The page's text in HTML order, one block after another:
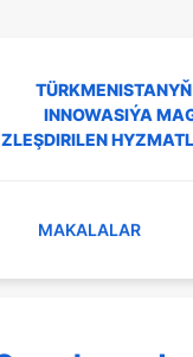
INNOWASIÝA
MAKALALAR